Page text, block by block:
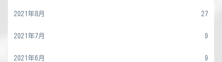
2021年8月 27
2021年7月 9
2021年6月 9